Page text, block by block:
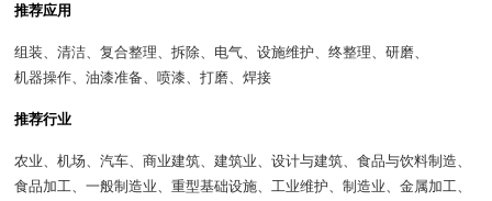
推荐应用
组装、清洁、复合整理、拆除、电气、设施维护、终整理、研磨、
机器操作、油漆准备、喷漆、打磨、焊接
推荐行业
农业、机场、汽车、商业建筑、建筑业、设计与建筑、食品与饮料制造、
食品加工、一般制造业、重型基础设施、工业维护、制造业、金属加工、